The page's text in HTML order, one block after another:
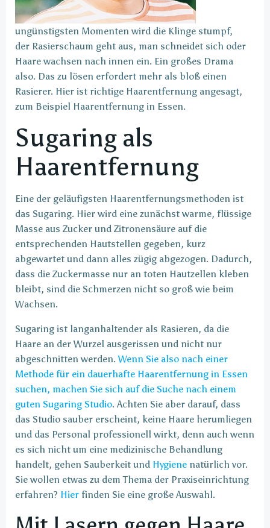
ungünstigsten Momenten wird die Klinge stumpf,
der Rasierschaum geht aus, man schneidet sich oder
Haare wachsen nach innen ein. Ein großes Drama
also. Das zu lösen erfordert mehr als bloß einen
Rasierer. Hier ist richtige Haarentfernung angesagt,
zum Beispiel Haarentfernung in Essen.
Sugaring als
Haarentfernung
Eine der geläufigsten Haarentfernungsmethoden ist
das Sugaring. Hier wird eine zunächst warme, flüssige
Masse aus Zucker und Zitronensäure auf die
entsprechenden Hautstellen gegeben, kurz
abgewartet und dann alles zügig abgezogen. Dadurch,
dass die Zuckermasse nur an toten Hautzellen kleben
bleibt, sind die Schmerzen nicht so groß wie beim
Wachsen.
Sugaring ist langanhaltender als Rasieren, da die
Haare an der Wurzel ausgerissen und nicht nur
abgeschnitten werden.Wenn Sie also nach einer
Methode für ein dauerhafte Haarentfernung in Essen
suchen, machen Sie sich auf die Suche nach einem
guten Sugaring Studio. Achten Sie aber darauf, dass
das Studio sauber erscheint, keine Haare herumliegen
und das Personal professionell wirkt, denn auch wenn
es sich nicht um eine medizinische Behandlung
handelt, gehen Sauberkeit und Hygiene natürlich vor.
Sie wollen etwas zu dem Thema der Praxiseinrichtung
erfahren? Hier finden Sie eine große Auswahl.